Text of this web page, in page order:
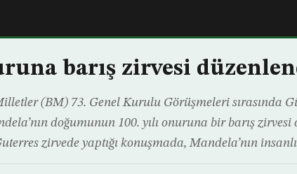
barış zirvesi
(BM) 73. Genel Kurulu Görüşmeleri sırasında
doğumunun 100. yılı onuruna bir barış
zirvede yaptığı konuşmada, Mandela’nın